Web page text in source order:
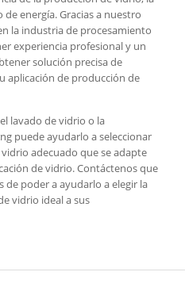
energía. Gracias a nuestro
la industria de procesamiento
experiencia profesional y un
solución precisa de
aplicación de producción de
lavado de vidrio o la
puede ayudarlo a seleccionar
adecuado que se adapte
de vidrio. Contáctenos que
de poder a ayudarlo a elegir la
vidrio ideal a sus